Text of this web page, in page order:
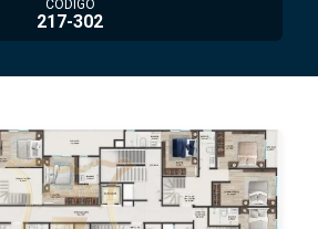
CÓDIGO
217-302